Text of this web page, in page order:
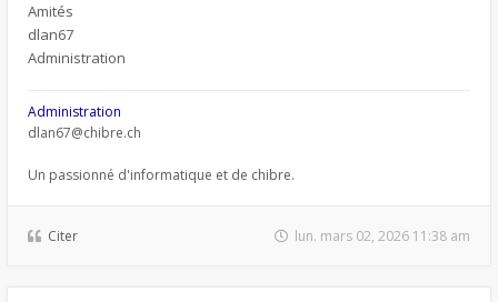
Amités
dlan67
Administration
Administration
dlan67@chibre.ch
Un passionné d'informatique et de chibre.
Citer lun. mars 02, 2026 11:38 am